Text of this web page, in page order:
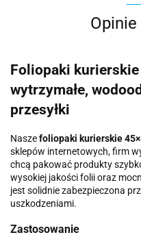
Foliopaki
wytrzymałe,
przesyłki
Naszefoliopaki kurierskie
sklepów internetowych, firm
chcą pakować produkty
wysokiej jakości folii oraz
jest solidnie zabezpieczona
uszkodzeniami.
Zastosowanie